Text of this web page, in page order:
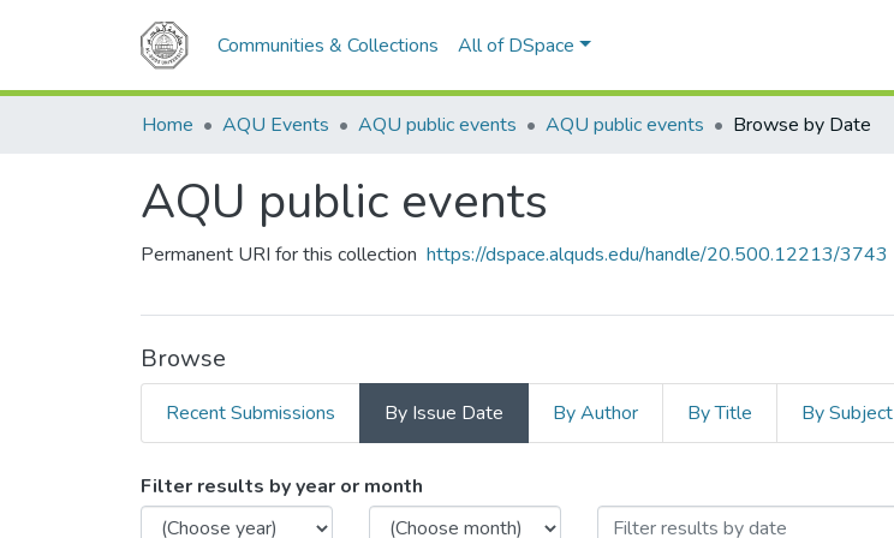
Communities & Collections All of DSpace
Home AQU Events AQU public events AQU public events Browse by Date
AQU public events
Permanent URI for this collection https://dspace.alquds.edu/handle/20.500.12213/3743
Browse
Recent Submissions By Issue Date By Author By Title By Subject
Browsing AQU public events by Issue Date
Filter results by year or month